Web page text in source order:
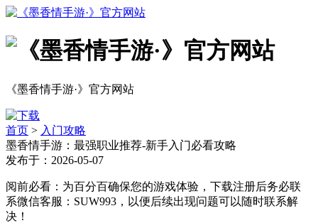
《墨香情手游·》官方网站
首页 > 入门攻略
墨香情手游：最强职业推荐-新手入门必看攻略
发布于：2026-05-07
阅前必看：为百分百确保您的游戏体验，下载注册后务必联
系微信客服：SUW993，以便后续出现问题可以随时联系解
决！